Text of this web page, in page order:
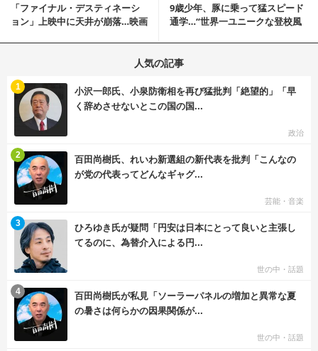
「ファイナル・デスティネーシ
ョン」上映中に天井が崩落…映画
9歳少年、豚に乗って猛スピード
通学…“世界一ユニークな登校風
人気の記事
小沢一郎氏、小泉防衛相を再び猛批判「絶望的」「早
く辞めさせないとこの国の国...
政治
1
百田尚樹氏、れいわ新選組の新代表を批判「こんなの
が党の代表ってどんなギャグ...
芸能・音楽
2
ひろゆき氏が疑問「円安は日本にとって良いと主張し
てるのに、為替介入による円...
世の中・話題
3
百田尚樹氏が私見「ソーラーパネルの増加と異常な夏
の暑さは何らかの因果関係が...
世の中・話題
4